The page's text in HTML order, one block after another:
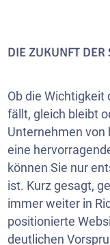
DIE ZUKUNFT
Ob die
fällt, gleich bleibt
Unternehmen von
eine
können Sie nur
ist. Kurz gesagt,
immer weiter in
positionierte
deutlichen